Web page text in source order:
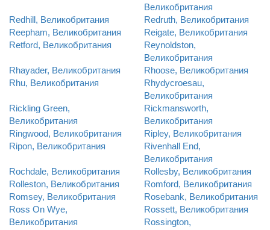
Великобритания
Redhill, Великобритания
Redruth, Великобритания
Reepham, Великобритания
Reigate, Великобритания
Retford, Великобритания
Reynoldston,
Великобритания
Rhayader, Великобритания
Rhoose, Великобритания
Rhu, Великобритания
Rhydycroesau,
Великобритания
Rickling Green,
Великобритания
Rickmansworth,
Великобритания
Ringwood, Великобритания
Ripley, Великобритания
Ripon, Великобритания
Rivenhall End,
Великобритания
Rochdale, Великобритания
Rollesby, Великобритания
Rolleston, Великобритания
Romford, Великобритания
Romsey, Великобритания
Rosebank, Великобритания
Ross On Wye,
Великобритания
Rossett, Великобритания
Rossington,